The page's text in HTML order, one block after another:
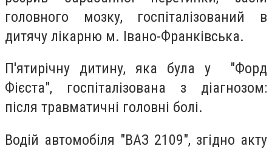
головного мозку, госпіталізований в
дитячу лікарню м. Івано-Франківська.
П'ятирічну дитину, яка була у "Форд
Фієста", госпіталізована з діагнозом:
після травматичні головні болі.
Водій автомобіля "ВАЗ 2109", згідно акту